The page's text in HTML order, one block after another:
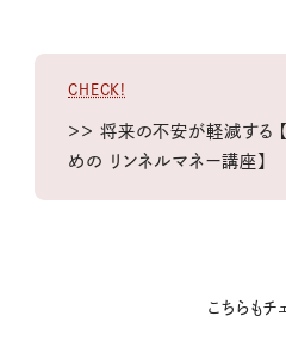
CHECK!
＞＞ 将来の不安が軽減する
めの リンネルマネー講座】
こちらもチ